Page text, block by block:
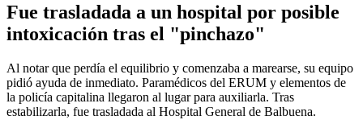
Fue trasladada a un hospital por posible
intoxicación tras el "pinchazo"
Al notar que perdía el equilibrio y comenzaba a marearse, su equipo
pidió ayuda de inmediato. Paramédicos del ERUM y elementos de
la policía capitalina llegaron al lugar para auxiliarla. Tras
estabilizarla, fue trasladada al Hospital General de Balbuena.